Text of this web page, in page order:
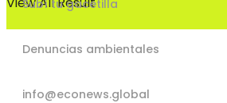
Subí tu gacetilla
Denuncias ambientales
info@econews.global